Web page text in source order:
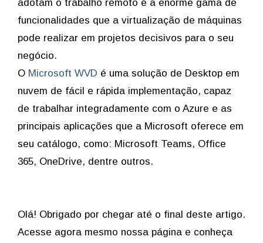
adotam o trabalho remoto é a enorme gama de
funcionalidades que a virtualização de máquinas
pode realizar em projetos decisivos para o seu
negócio.
O Microsoft WVD é uma solução de Desktop em
nuvem de fácil e rápida implementação, capaz
de trabalhar integradamente com o Azure e as
principais aplicações que a Microsoft oferece em
seu catálogo, como: Microsoft Teams, Office
365, OneDrive, dentre outros.
Olá! Obrigado por chegar até o final deste artigo.
Acesse agora mesmo nossa página e conheça